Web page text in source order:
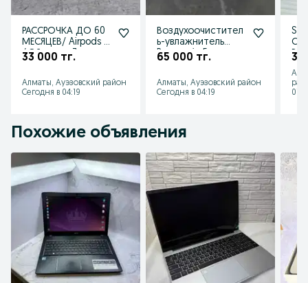
РАССРОЧКА ДО 60
МЕСЯЦЕВ/ Airpods 3
/ Эйрподс 3
33 000 тг.
Алматы, Ауэзовский район
Сегодня в 04:19
Воздухоочистител
ь-увлажнитель
Panasonic F-
65 000 тг.
Алматы, Ауэзовский район
Сегодня в 04:19
31
07
Похожие объявления